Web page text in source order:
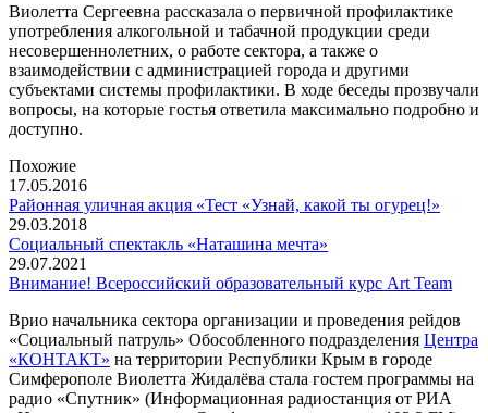
Виолетта Сергеевна рассказала о первичной профилактике
употребления алкогольной и табачной продукции среди
несовершеннолетних, о работе сектора, а также о
взаимодействии с администрацией города и другими
субъектами системы профилактики. В ходе беседы прозвучали
вопросы, на которые гостья ответила максимально подробно и
доступно.
Похожие
17.05.2016
Районная уличная акция «Тест «Узнай, какой ты огурец!»
29.03.2018
Cоциальный спектакль «Наташина мечта»
29.07.2021
Внимание! Всероссийский образовательный курс Art Team
Врио начальника сектора организации и проведения рейдов
«Социальный патруль» Обособленного подразделения Центра
«КОНТАКТ» на территории Республики Крым в городе
Симферополе Виолетта Жидалёва стала гостем программы на
радио «Спутник» (Информационная радиостанция от РИА